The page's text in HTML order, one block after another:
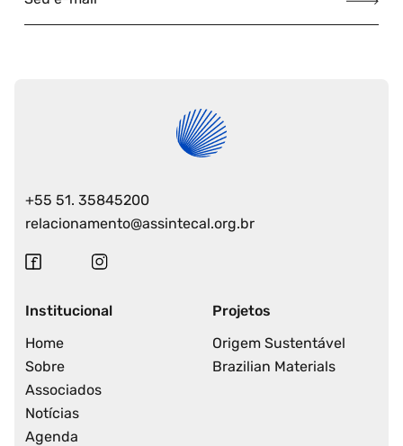
+55 51. 35845200
relacionamento@assintecal.org.br
Institucional
Home
Sobre
Associados
Notícias
Agenda
Projetos
Origem Sustentável
Brazilian Materials